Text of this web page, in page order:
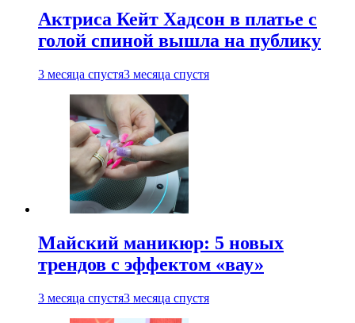
Актриса Кейт Хадсон в платье с
голой спиной вышла на публику
3 месяца спустя3 месяца спустя
Майский маникюр: 5 новых
трендов с эффектом «вау»
3 месяца спустя3 месяца спустя